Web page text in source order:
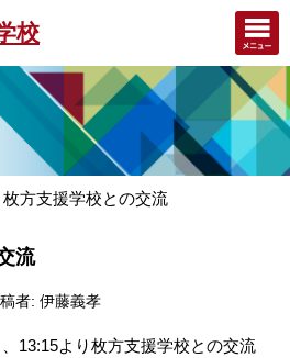
校
枚方支援学校との交流
流
者: 伊藤義孝
13:15より枚方支援学校との交流